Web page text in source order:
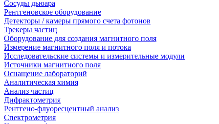
Сосуды дьюара
Рентгеновское оборудование
Детекторы / камеры прямого счета фотонов
Трекеры частиц
Оборудование для создания магнитного поля
Измерение магнитного поля и потока
Исследовательские системы и измерительные модули
Источники магнитного поля
Оснащение лабораторий
Аналитическая химия
Анализ частиц
Дифрактометрия
Рентгено-флуоресцентный анализ
Спектрометрия